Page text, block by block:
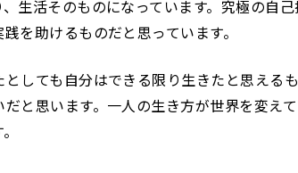
生活そのものになっています。究極の自
を助けるものだと思っています。
しても自分はできる限り生きたと思える
と思います。一人の生き方が世界を変え